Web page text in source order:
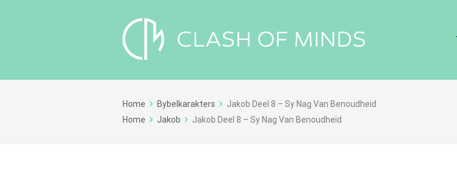
Home Bybelkarakters
Jakob Deel 8 – Sy Nag Van Benoudheid
Home
Jakob Jakob Deel 8 – Sy Nag Van Benoudheid